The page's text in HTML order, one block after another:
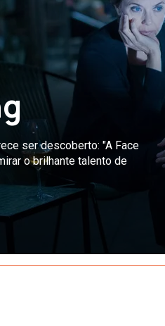
ser descoberto: "A Face
o brilhante talento de